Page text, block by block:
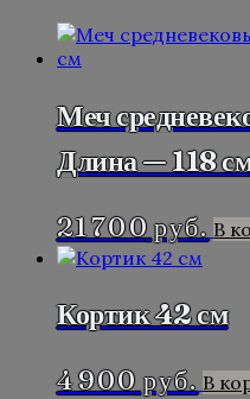
Меч
Длина — 118
21 700руб. В
Кортик 42 см
4 900руб. В